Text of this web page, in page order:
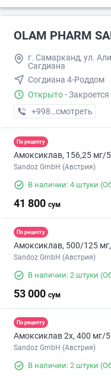
OLAM PHARM
г. Самарканд, ул.
Сагдиана
Согдиана 4-Роддом
Открыто · Закроется
+998 (95) XXX-XX-XX
смотреть
По рецепту
Амоксиклав, 156,25 мг/
Sandoz GmbH (Австрия)
В наличии: 4 штуки
41 800 сум
По рецепту
Амоксиклав, 500/125
Sandoz GmbH (Австрия)
В наличии: 2 штуки
53 000 сум
По рецепту
Амоксиклав 2х, 400 мг/
Sandoz GmbH (Австрия)
В наличии: 2 штуки